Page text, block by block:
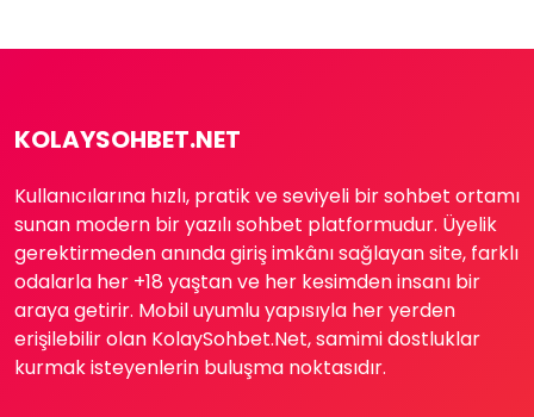
KOLAYSOHBET.NET
Kullanıcılarına hızlı, pratik ve seviyeli bir sohbet ortamı
sunan modern bir yazılı sohbet platformudur. Üyelik
gerektirmeden anında giriş imkânı sağlayan site, farklı
odalarla her +18 yaştan ve her kesimden insanı bir
araya getirir. Mobil uyumlu yapısıyla her yerden
erişilebilir olan KolaySohbet.Net, samimi dostluklar
kurmak isteyenlerin buluşma noktasıdır.